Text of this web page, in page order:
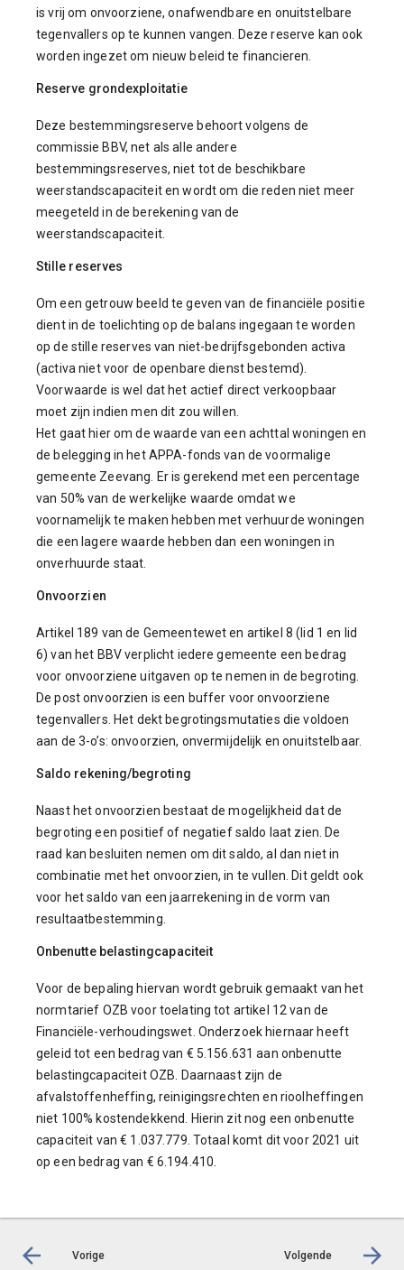
is vrij om onvoorziene, onafwendbare en onuitstelbare
tegenvallers op te kunnen vangen. Deze reserve kan ook
worden ingezet om nieuw beleid te financieren.
Reserve grondexploitatie
Deze bestemmingsreserve behoort volgens de
commissie BBV, net als alle andere
bestemmingsreserves, niet tot de beschikbare
weerstandscapaciteit en wordt om die reden niet meer
meegeteld in de berekening van de
weerstandscapaciteit.
Stille reserves
Om een getrouw beeld te geven van de financiële positie
dient in de toelichting op de balans ingegaan te worden
op de stille reserves van niet-bedrijfsgebonden activa
(activa niet voor de openbare dienst bestemd).
Voorwaarde is wel dat het actief direct verkoopbaar
moet zijn indien men dit zou willen.
Het gaat hier om de waarde van een achttal woningen en
de belegging in het APPA-fonds van de voormalige
gemeente Zeevang. Er is gerekend met een percentage
van 50% van de werkelijke waarde omdat we
voornamelijk te maken hebben met verhuurde woningen
die een lagere waarde hebben dan een woningen in
onverhuurde staat.
Onvoorzien
Artikel 189 van de Gemeentewet en artikel 8 (lid 1 en lid
6) van het BBV verplicht iedere gemeente een bedrag
voor onvoorziene uitgaven op te nemen in de begroting.
De post onvoorzien is een buffer voor onvoorziene
tegenvallers. Het dekt begrotingsmutaties die voldoen
aan de 3-o’s: onvoorzien, onvermijdelijk en onuitstelbaar.
Saldo rekening/begroting
Naast het onvoorzien bestaat de mogelijkheid dat de
begroting een positief of negatief saldo laat zien. De
raad kan besluiten nemen om dit saldo, al dan niet in
combinatie met het onvoorzien, in te vullen. Dit geldt ook
voor het saldo van een jaarrekening in de vorm van
resultaatbestemming.
Onbenutte belastingcapaciteit
Voor de bepaling hiervan wordt gebruik gemaakt van het
normtarief OZB voor toelating tot artikel 12 van de
Financiële-verhoudingswet. Onderzoek hiernaar heeft
geleid tot een bedrag van € 5.156.631 aan onbenutte
belastingcapaciteit OZB. Daarnaast zijn de
afvalstoffenheffing, reinigingsrechten en rioolheffingen
niet 100% kostendekkend. Hierin zit nog een onbenutte
capaciteit van € 1.037.779. Totaal komt dit voor 2021 uit
op een bedrag van € 6.194.410.
Vorige Volgende